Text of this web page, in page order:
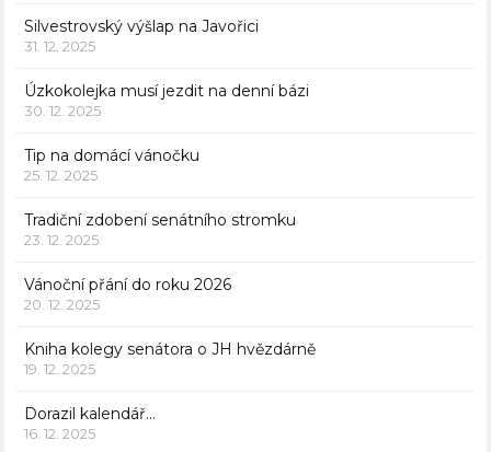
Silvestrovský výšlap na Javořici
31. 12. 2025
Úzkokolejka musí jezdit na denní bázi
30. 12. 2025
Tip na domácí vánočku
25. 12. 2025
Tradiční zdobení senátního stromku
23. 12. 2025
Vánoční přání do roku 2026
20. 12. 2025
Kniha kolegy senátora o JH hvězdárně
19. 12. 2025
Dorazil kalendář…
16. 12. 2025